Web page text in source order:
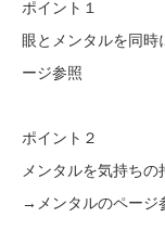
ポイント１
眼とメンタルを同
ージ参照
ポイント２
メンタルを気持ち
→メンタルのページ